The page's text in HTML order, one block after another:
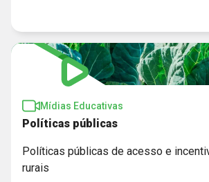
Mídias Educativas
Políticas públicas
Políticas públicas de acesso e
rurais